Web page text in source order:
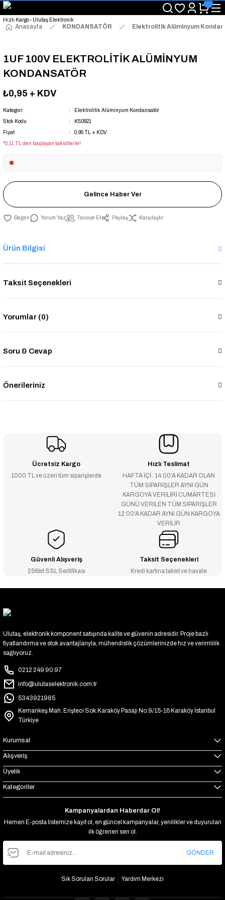
"Saat 14:00'a Kadar Verilen Siparişlerde Aynı Gün Kargo Avantajı!
"Binlerce Ürün Çeşitliliği ile Stoktan Hemen Teslim."
"Toptan Fiyatına Perakende Satış Avantajını Kaçırmayın!"
Anasayfa KONDANSATÖR Elektrolitik Alüminyum
1UF 100V ELEKTROLİTİK ALÜMİNYUM
KONDANSATÖR
₺0,95 + KDV
Kategori
Elektrolitik Alüminyum Kondansatör
Stok Kodu
KS0921
Fiyat
0,95 TL + KDV
*0,11 TL den başlayan taksitlerle!
Gelince Haber Ver
Yorum Yaz Tavsiye Et Paylaş Karşılaştır
Ürün Bilgisi
Taksit Seçenekleri
Yorumlar (0)
Soru & Cevap
Önerileriniz
Ücretsiz Kargo
1000 TL ve üzeri tüm siparişlerde
Hızlı Teslimat
HAFTA İÇİ : 14:00’A KADAR OLAN
TÜM SİPARİŞLER AYNI GÜN
KARGOYA VERİLİRİ CUMARTESİ
GÜNÜ VERİLEN TÜM SİPARİŞLER
12:00'A KADAR AYNI GÜN KARGOYA
VERİLİR
Güvenli Alışveriş
256bit SSL Sertifikası
Taksit Seçenekleri
Kredi kartına taksit ve havale
Ulutaş, elektronik komponent satışında kalite ve güvenin adresidir. Proje bazlı
fiyatlandırma ve stok avantajlarıyla, mühendislik çözümlerinizde hız ve verimlilik
sağlıyoruz.
0212 249 90 97
info@ulutaselektronik.com.tr
5343921985
Kemankeş Mah. Erişteci Sok.Karaköy Pasajı No:9/15-16 Karaköy İstanbul
Türkiye
Kurumsal
Alışveriş
Üyelik
Kategoriler
Kampanyalardan Haberdar Ol!
Hemen E-posta listemize kayıt ol, en güncel kampanyalar, yenilikler ve duyuruları
ilk öğrenen sen ol.
GÖNDER
Sık Sorulan Sorular Yardım Merkezi